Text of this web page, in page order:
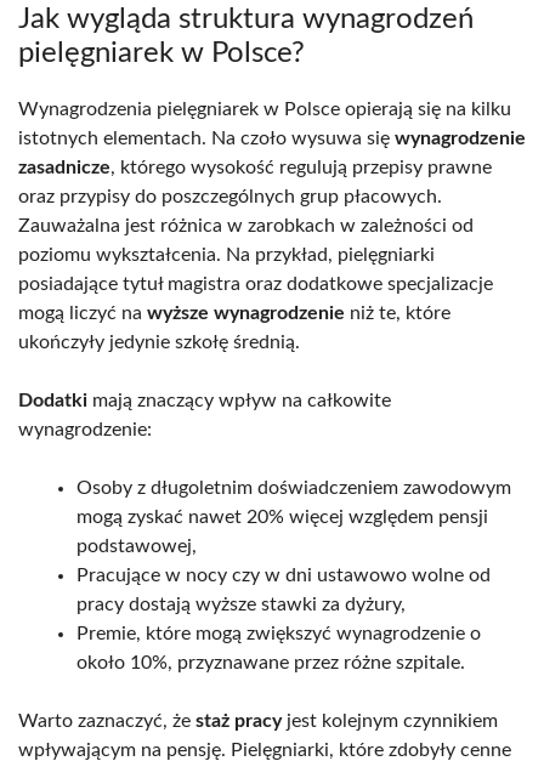
Jak wygląda struktura wynagrodzeń
pielęgniarek w Polsce?
Wynagrodzenia pielęgniarek w Polsce opierają się na kilku
istotnych elementach. Na czoło wysuwa się wynagrodzenie
zasadnicze, którego wysokość regulują przepisy prawne
oraz przypisy do poszczególnych grup płacowych.
Zauważalna jest różnica w zarobkach w zależności od
poziomu wykształcenia. Na przykład, pielęgniarki
posiadające tytuł magistra oraz dodatkowe specjalizacje
mogą liczyć na wyższe wynagrodzenie niż te, które
ukończyły jedynie szkołę średnią.
Dodatki mają znaczący wpływ na całkowite
wynagrodzenie:
Osoby z długoletnim doświadczeniem zawodowym
mogą zyskać nawet 20% więcej względem pensji
podstawowej,
Pracujące w nocy czy w dni ustawowo wolne od
pracy dostają wyższe stawki za dyżury,
Premie, które mogą zwiększyć wynagrodzenie o
około 10%, przyznawane przez różne szpitale.
Warto zaznaczyć, że staż pracyjest kolejnym czynnikiem
wpływającym na pensję. Pielęgniarki, które zdobyły cenne